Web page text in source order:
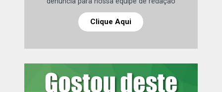
TOP FAMOSOS
namorado em aniversário e se
Clique Aqui